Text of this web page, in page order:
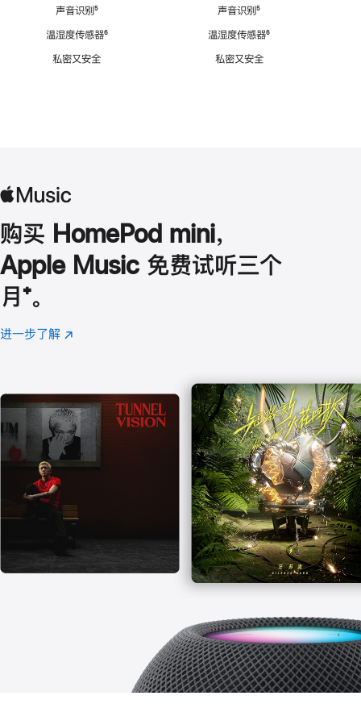
声音识别脚
⁵
温湿度传感器脚
⁶
私密又安全
声音识别脚
⁵
温湿度传感器脚
⁶
私密又安全
购买 HomePod mini，
Apple Music 免费试听三个
月 脚
注
⁺。
进一步了解 Apple
(在
口
中
打
开)